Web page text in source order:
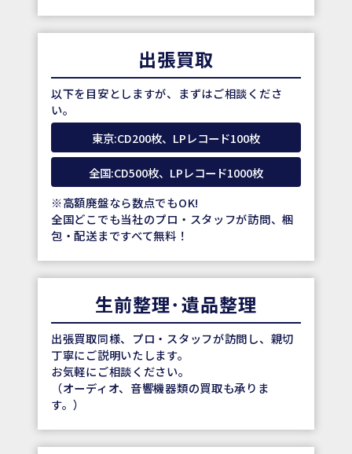
出張買取
以下を目安としますが、まずはご相談くださ
い。
東京:CD200枚、LPレコード100枚
全国:CD500枚、LPレコード1000枚
※高額廃盤なら数点でもOK!
全国どこでも当社のプロ・スタッフが訪問、梱
包・配送まですべて無料！
生前整理･遺品整理
出張買取同様、プロ・スタッフが訪問し、親切
丁寧にご説明いたします。
お気軽にご相談ください。
（オーディオ、音響機器類の買取も承りま
す。）